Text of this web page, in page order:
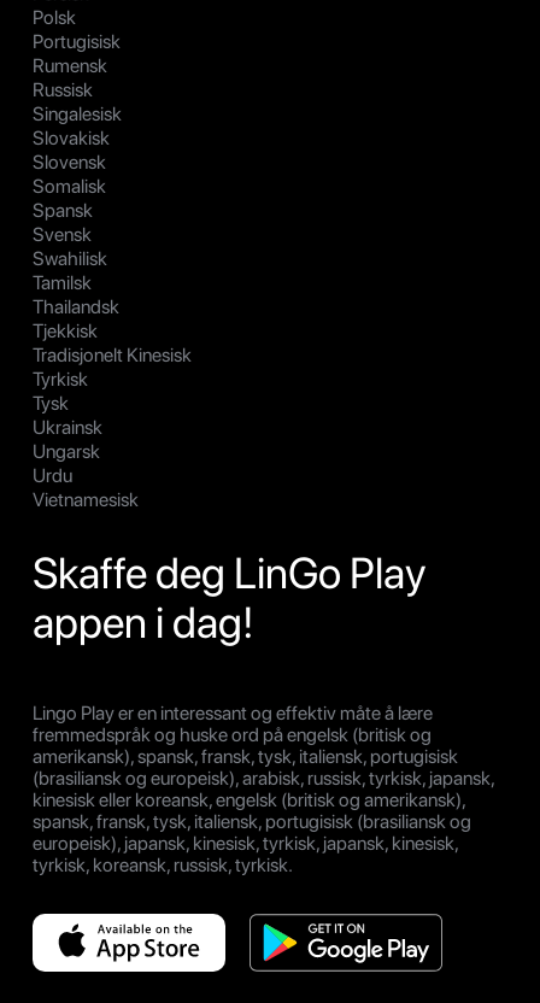
Polsk
Portugisisk
Rumensk
Russisk
Singalesisk
Slovakisk
Slovensk
Somalisk
Spansk
Svensk
Swahilisk
Tamilsk
Thailandsk
Tjekkisk
Tradisjonelt Kinesisk
Tyrkisk
Tysk
Ukrainsk
Ungarsk
Urdu
Vietnamesisk
Skaffe deg LinGo Play
appen i dag!
Lingo Play er en interessant og effektiv måte å lære
fremmedspråk og huske ord på engelsk (britisk og
amerikansk), spansk, fransk, tysk, italiensk, portugisisk
(brasiliansk og europeisk), arabisk, russisk, tyrkisk, japansk,
kinesisk eller koreansk, engelsk (britisk og amerikansk),
spansk, fransk, tysk, italiensk, portugisisk (brasiliansk og
europeisk), japansk, kinesisk, tyrkisk, japansk, kinesisk,
tyrkisk, koreansk, russisk, tyrkisk.